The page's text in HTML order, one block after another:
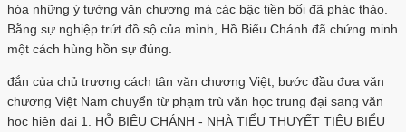
hóa những ý tưởng văn chương mà các bậc tiền bối đã phác thảo.
Bằng sự nghiệp trứt đồ sộ của mình, Hồ Biểu Chánh đã chứng minh
một cách hùng hồn sự đúng.
đắn của chủ trương cách tân văn chương Việt, bước đầu đưa văn
chương Việt Nam chuyển từ phạm trù văn học trung đại sang văn
học hiện đại 1. HỖ BIÊU CHÁNH - NHÀ TIỂU THUYẾT TIÊU BIỂU